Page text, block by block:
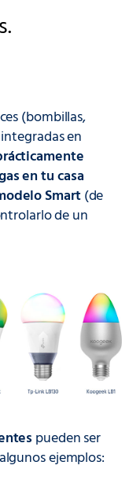
(bombillas,
en
en tu casa
Smart(de
de un
pueden ser
ejemplos: